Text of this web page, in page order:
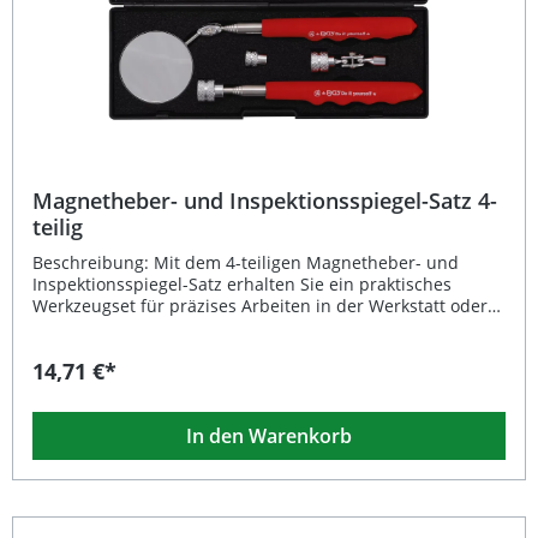
Magnetheber- und Inspektionsspiegel-Satz 4-
teilig
Beschreibung: Mit dem 4-teiligen Magnetheber- und
Inspektionsspiegel-Satz erhalten Sie ein praktisches
Werkzeugset für präzises Arbeiten in der Werkstatt oder
komfortables Handling. Dank der Teleskopfunktion
die benötigte Länge ausgezogen werden. Damit lassen
sich metallische Kleinteile einfach aufnehmen und schwer
erreichbare Bereiche mühelos kontrollieren. Das Set ist
ideal für die Fehlersuche, Montagearbeiten oder den
rutschfeste Griffe für hohen Arbeitskomfort Teleskop-
14,71 €*
In den Warenkorb